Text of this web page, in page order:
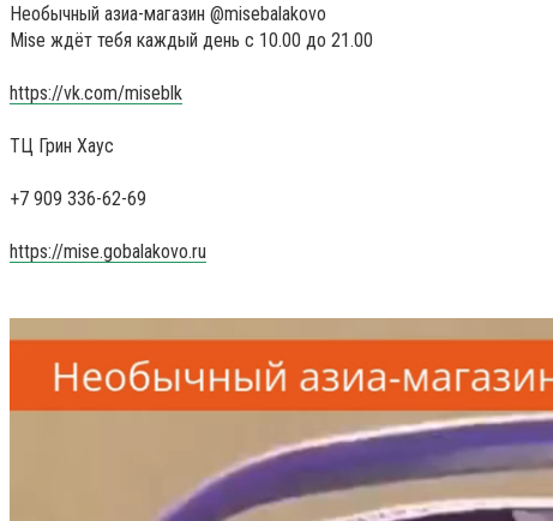
Необычный азиа-магазин @misebalakovo
Mise ждёт тебя каждый день с 10.00 до 21.00
https://vk.com/miseblk
ТЦ Грин Хаус
+7 909 336-62-69
https://mise.gobalakovo.ru